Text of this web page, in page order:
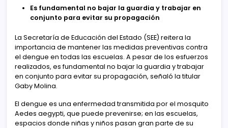
Es fundamental no bajar la guardia y trabajar en
conjunto para evitar su propagación
La Secretaría de Educación del Estado (SEE) reitera la
importancia de mantener las medidas preventivas contra
el dengue en todas las escuelas. A pesar de los esfuerzos
realizados, es fundamental no bajar la guardia y trabajar
en conjunto para evitar su propagación, señaló la titular
Gaby Molina.
El dengue es una enfermedad transmitida por el mosquito
Aedes aegypti, que puede prevenirse; en las escuelas,
espacios donde niñas y niños pasan gran parte de su